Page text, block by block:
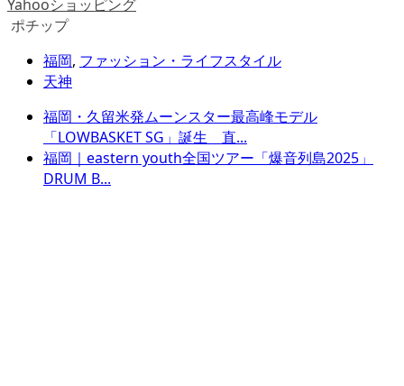
Yahooショッピング
ポチップ
福岡, ファッション・ライフスタイル
天神
福岡・久留米発ムーンスター最高峰モデル
「LOWBASKET SG」誕生 直...
福岡｜eastern youth全国ツアー「爆音列島2025」
DRUM B...